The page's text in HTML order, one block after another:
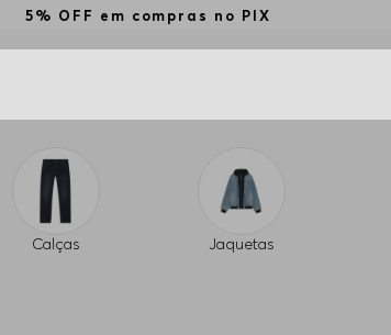
5% OFF em compras no PIX
Calças Jaquetas